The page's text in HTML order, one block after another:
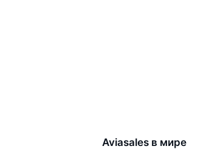
Aviasales в мире